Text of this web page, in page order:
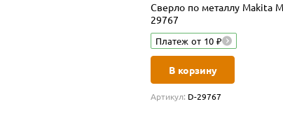
Сверло по металлу Makita
29767
Платеж от 10 ₽
В корзину
Артикул: D-29767